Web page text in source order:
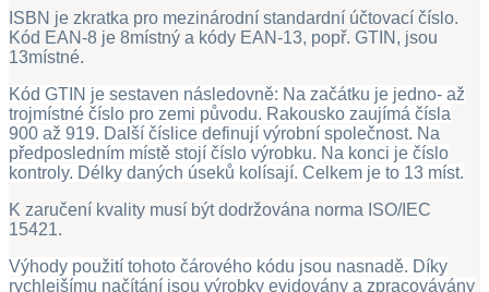
ISBN je zkratka pro mezinárodní standardní účtovací číslo.
Kód EAN-8 je 8místný a kódy EAN-13, popř. GTIN, jsou
13místné.
Kód GTIN je sestaven následovně: Na začátku je jedno- až
trojmístné číslo pro zemi původu. Rakousko zaujímá čísla
900 až 919. Další číslice definují výrobní společnost. Na
předposledním místě stojí číslo výrobku. Na konci je číslo
kontroly. Délky daných úseků kolísají. Celkem je to 13 míst.
K zaručení kvality musí být dodržována norma ISO/IEC
15421.
Výhody použití tohoto čárového kódu jsou nasnadě. Díky
rychlejšímu načítání jsou výrobky evidovány a zpracovávány